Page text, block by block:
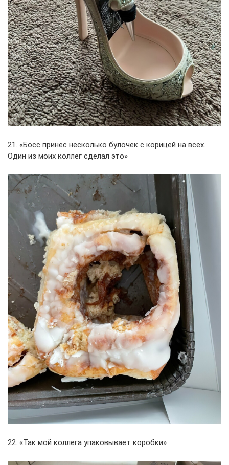
21. «Босс принес несколько булочек с корицей на всех.
Один из моих коллег сделал это»
22. «Так мой коллега упаковывает коробки»